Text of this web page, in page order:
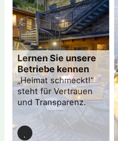
Lernen Sie unsere
Betriebe kennen
„Heimat schmeckt!“
steht für Vertrauen
und Transparenz.
Zum
Mitgliederverzeichnis